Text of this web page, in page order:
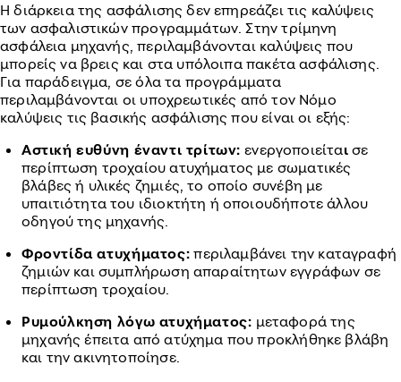
Η διάρκεια της ασφάλισης δεν επηρεάζει τις καλύψεις
των ασφαλιστικών προγραμμάτων. Στην τρίμηνη
ασφάλεια μηχανής, περιλαμβάνονται καλύψεις που
μπορείς να βρεις και στα υπόλοιπα πακέτα ασφάλισης.
Για παράδειγμα, σε όλα τα προγράμματα
περιλαμβάνονται οι υποχρεωτικές από τον Νόμο
καλύψεις τις βασικής ασφάλισης που είναι οι εξής:
Αστική ευθύνη έναντι τρίτων: ενεργοποιείται σε
περίπτωση τροχαίου ατυχήματος με σωματικές
βλάβες ή υλικές ζημιές, το οποίο συνέβη με
υπαιτιότητα του ιδιοκτήτη ή οποιουδήποτε άλλου
οδηγού της μηχανής.
Φροντίδα ατυχήματος: περιλαμβάνει την καταγραφή
ζημιών και συμπλήρωση απαραίτητων εγγράφων σε
περίπτωση τροχαίου.
Ρυμούλκηση λόγω ατυχήματος: μεταφορά της
μηχανής έπειτα από ατύχημα που προκλήθηκε βλάβη
και την ακινητοποίησε.